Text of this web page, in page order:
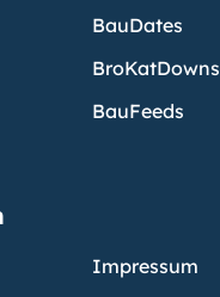
BauDates
BroKatDowns
BauFeeds
Impressum